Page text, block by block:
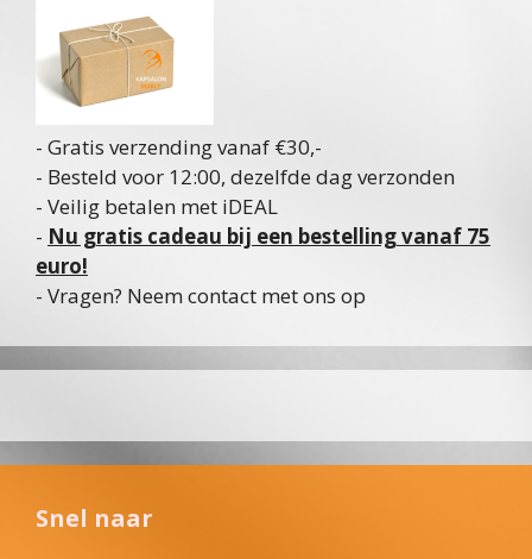
- Gratis verzending vanaf €30,-
- Besteld voor 12:00, dezelfde dag verzonden
- Veilig betalen met iDEAL
- Nu gratis cadeau bij een bestelling vanaf 75
euro!
- Vragen? Neem contact met ons op
Snel naar